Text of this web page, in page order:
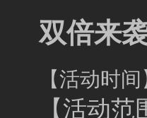
双倍来
【活动时
【活动